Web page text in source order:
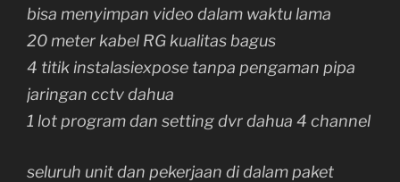
bisa menyimpan video dalam waktu lama
20 meter kabel RG kualitas bagus
4 titik instalasiexpose tanpa pengaman pipa
jaringan cctv dahua
1 lot program dan setting dvr dahua 4 channel
seluruh unit dan pekerjaan di dalam paket